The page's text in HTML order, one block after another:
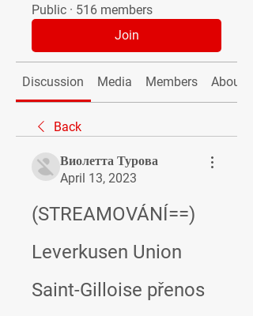
Public · 516 members
Join
Discussion Media Members About
Back
Виолетта Турова
April 13, 2023
(STREAMOVÁNÍ==)
Leverkusen Union
Saint-Gilloise přenos